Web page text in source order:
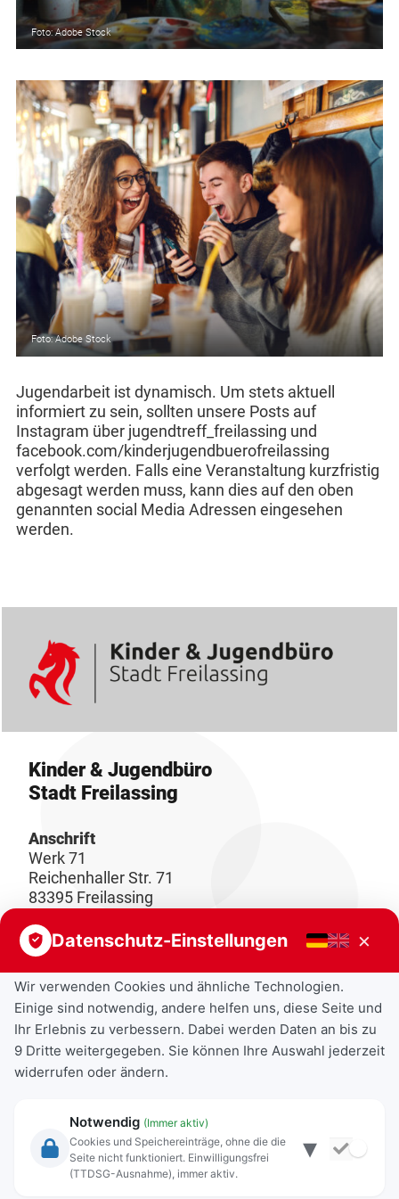
Foto: Adobe Stock
Foto: Adobe Stock
Jugendarbeit ist dynamisch. Um stets aktuell
informiert zu sein, sollten unsere Posts auf
Instagram über jugendtreff_freilassing und
facebook.com/kinderjugendbuerofreilassing
verfolgt werden. Falls eine Veranstaltung kurzfristig
abgesagt werden muss, kann dies auf den oben
genannten social Media Adressen eingesehen
werden.
Kinder & Jugendbüro
Stadt Freilassing
Anschrift
Werk 71
Reichenhaller Str. 71
83395 Freilassing
Bernadette Sattler / Isabell Fehr / Iris
Nowak / Antje Moucka /Korbinian
Altbauer
+49 8654 3099 490
Kinder- und Jugendbüro auf Facebook
Jugendtreff CHILLI auf Instagram
Datenschutz-Einstellungen ×
Wir verwenden Cookies und ähnliche Technologien.
Einige sind notwendig, andere helfen uns, diese Seite und
Ihr Erlebnis zu verbessern. Dabei werden Daten an bis zu
9 Dritte weitergegeben. Sie können Ihre Auswahl jederzeit
widerrufen oder ändern.
Notwendig (Immer aktiv)
Cookies und Speichereinträge, ohne die die
Seite nicht funktioniert. Einwilligungsfrei
(TTDSG-Ausnahme), immer aktiv.
▾